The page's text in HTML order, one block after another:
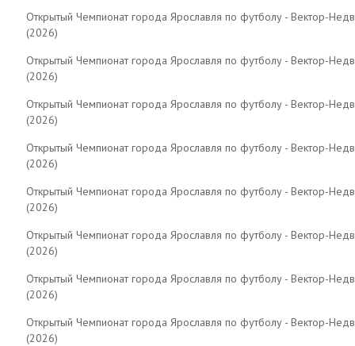
Открытый Чемпионат города Ярославля по футболу - Вектор-
(2026)
Открытый Чемпионат города Ярославля по футболу - Вектор-
(2026)
Открытый Чемпионат города Ярославля по футболу - Вектор-
(2026)
Открытый Чемпионат города Ярославля по футболу - Вектор-
(2026)
Открытый Чемпионат города Ярославля по футболу - Вектор-
(2026)
Открытый Чемпионат города Ярославля по футболу - Вектор-
(2026)
Открытый Чемпионат города Ярославля по футболу - Вектор-
(2026)
Открытый Чемпионат города Ярославля по футболу - Вектор-
(2026)